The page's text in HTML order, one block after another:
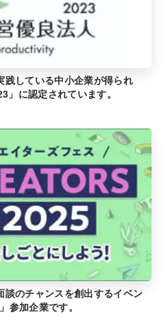
践している中小企業が得られ
」に認定されています。
談のチャンスを創出するイベン
参加企業です。